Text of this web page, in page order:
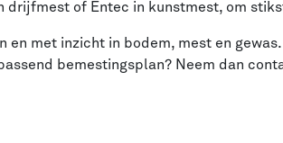
drijfmest of Entec in kunstmest, om
met inzicht in bodem, mest en
bemestingsplan? Neem dan